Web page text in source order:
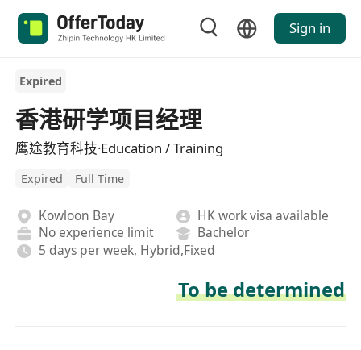
Sign in
Expired
香港研学项目经理
鹰途教育科技·Education / Training
Expired Full Time
Kowloon Bay
HK work visa available
No experience limit
Bachelor
5 days per week, Hybrid,Fixed
To be determined